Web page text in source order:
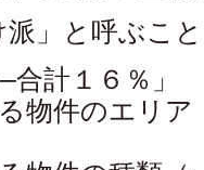
」と呼ぶこ
計１６％」
件のエリア